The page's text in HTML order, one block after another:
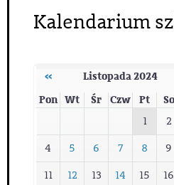
Kalendarium
‹‹ Listopada 2024
Pon Wt Śr Czw Pt So
1 2
4
5 6 7 8 9
11
12 13 14 15 16